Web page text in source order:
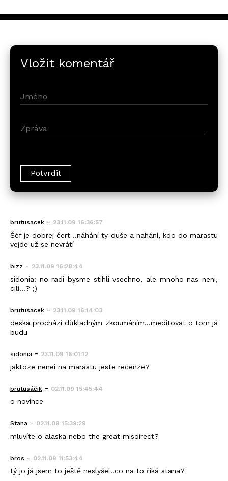
Vložit komentář
brutusacek - 23.11.09 16:36:57
Šéf je dobrej čert ..náhání ty duše a nahání, kdo do marastu
vejde už se nevrátí
bizz - 23.11.09 16:28:44
sidonia: no radi bysme stihli vsechno, ale mnoho nas neni,
cili...? ;)
brutusacek - 23.11.09 16:14:03
deska prochází důkladným zkoumáním...meditovat o tom já
budu
sidonia - 23.11.09 16:01:12
jaktoze nenei na marastu jeste recenze?
brutusáčik - 02.11.09 15:45:44
o novince
Stana - 02.11.09 15:39:29
mluvíte o alaska nebo the great misdirect?
bros - 02.11.09 11:53:44
tý jo já jsem to ještě neslyšel..co na to říká stana?